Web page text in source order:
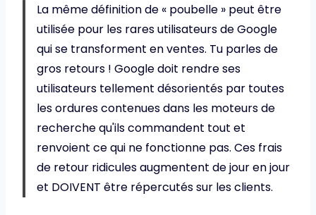
La même définition de « poubelle » peut être
utilisée pour les rares utilisateurs de Google
qui se transforment en ventes. Tu parles de
gros retours ! Google doit rendre ses
utilisateurs tellement désorientés par toutes
les ordures contenues dans les moteurs de
recherche qu'ils commandent tout et
renvoient ce qui ne fonctionne pas. Ces frais
de retour ridicules augmentent de jour en jour
et DOIVENT être répercutés sur les clients.